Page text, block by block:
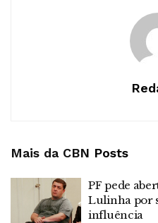
Mais da CBN Posts
PF pede
Lulinha por
influência